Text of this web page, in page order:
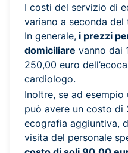
I costi del servizio di
variano a seconda
In generale, i prezzi
domiciliare vanno dai
250,00 euro
cardiologo.
Inoltre, se ad
può avere un costo di
ecografia aggiuntiva,
visita del personale